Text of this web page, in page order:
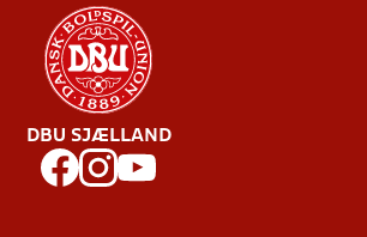
DBU SJÆLLAND